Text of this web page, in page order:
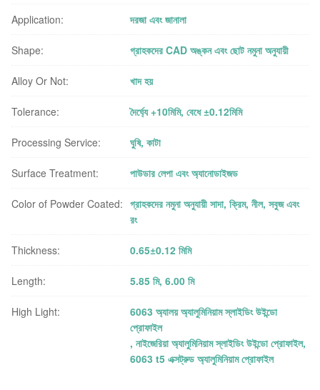
Application: দরজা এবং জানালা
Shape: গ্রাহকদের CAD অঙ্কন এবং ছোট নমুনা অনুযায়ী
Alloy Or Not: খাদ হয়
Tolerance: দৈর্ঘ্যে +10মিমি, বেধে ±0.12মিমি
Processing Service: ঘুষি, কাটা
Surface Treatment: পাউডার লেপা এবং অ্যানোডাইজড
Color of Powder Coated: গ্রাহকদের নমুনা অনুযায়ী সাদা, ক্রিম, নীল, সবুজ এবং
রং
Thickness: 0.65±0.12 মিমি
Length: 5.85 মি, 6.00 মি
High Light:
6063 অ্যালয় অ্যালুমিনিয়াম স্লাইডিং উইন্ডো
প্রোফাইল
,নাইজেরিয়া অ্যালুমিনিয়াম স্লাইডিং উইন্ডো প্রোফাইল,
6063 t5 এক্সট্রুড অ্যালুমিনিয়াম প্রোফাইল